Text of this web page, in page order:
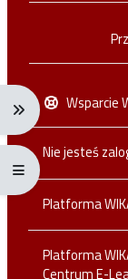
Rozwiń menu
Rozwiń menu
Wsparcie
Nie jesteś
Platforma
Platforma
Centrum E-